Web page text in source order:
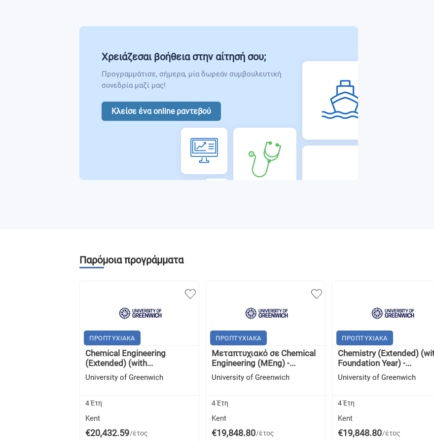
Χρειάζεσαι βοήθεια στην αίτησή σου;
Προγραμμάτισε, σήμερα, μία δωρεάν συμβουλευτική
συνεδρία μαζί μας!
Κλείσε ένα online ραντεβού
Παρόμοια προγράμματα
ΠΡΟΠΤΥΧΙΑΚΑ
Chemical Engineering
(Extended) (with...
University of Greenwich
4 Έτη
Kent
€20,432.59/έτος
ΠΡΟΠΤΥΧΙΑΚΑ
Μεταπτυχιακό σε Chemical
Engineering (MEng) -...
University of Greenwich
4 Έτη
Kent
€19,848.80/έτος
ΠΡΟΠΤΥΧΙΑΚΑ
Chemistry (Extended)
Foundation Year) -...
University of Greenwich
4 Έτη
Kent
€19,848.80/έτος